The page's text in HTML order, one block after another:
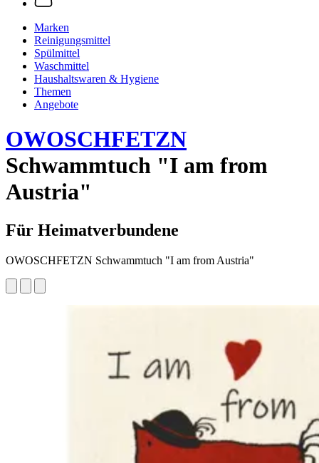
Marken
Reinigungsmittel
Spülmittel
Waschmittel
Haushaltswaren & Hygiene
Themen
Angebote
OWOSCHFETZN
Schwammtuch "I am from
Austria"
Für Heimatverbundene
OWOSCHFETZN Schwammtuch "I am from Austria"